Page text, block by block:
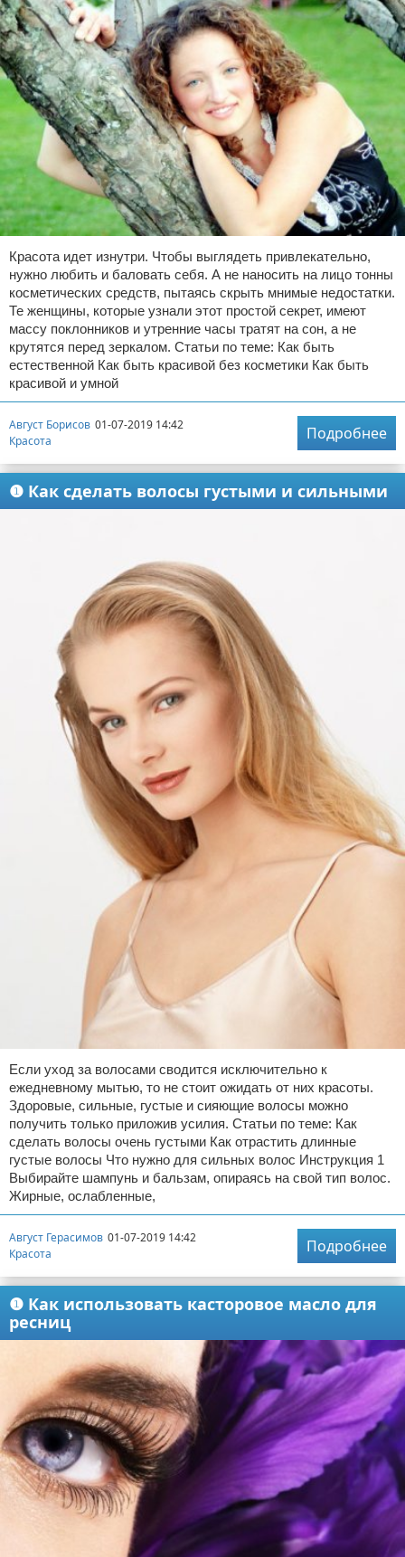
Красота идет изнутри. Чтобы выглядеть привлекательно,
нужно любить и баловать себя. А не наносить на лицо тонны
косметических средств, пытаясь скрыть мнимые недостатки.
Те женщины, которые узнали этот простой секрет, имеют
массу поклонников и утренние часы тратят на сон, а не
крутятся перед зеркалом. Статьи по теме: Как быть
естественной Как быть красивой без косметики Как быть
красивой и умной
Август Борисов 01-07-2019 14:42
Красота
Подробнее
❶ Как сделать волосы густыми и сильными
Если уход за волосами сводится исключительно к
ежедневному мытью, то не стоит ожидать от них красоты.
Здоровые, сильные, густые и сияющие волосы можно
получить только приложив усилия. Статьи по теме: Как
сделать волосы очень густыми Как отрастить длинные
густые волосы Что нужно для сильных волос Инструкция 1
Выбирайте шампунь и бальзам, опираясь на свой тип волос.
Жирные, ослабленные,
Август Герасимов 01-07-2019 14:42
Красота
Подробнее
❶ Как использовать касторовое масло для
ресниц